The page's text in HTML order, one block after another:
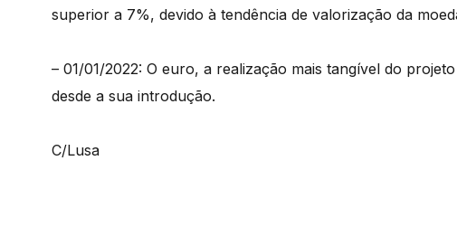
superior a 7%, devido à tendência de valorização da
– 01/01/2022: O euro, a realização mais tangível do
desde a sua introdução.
C/Lusa